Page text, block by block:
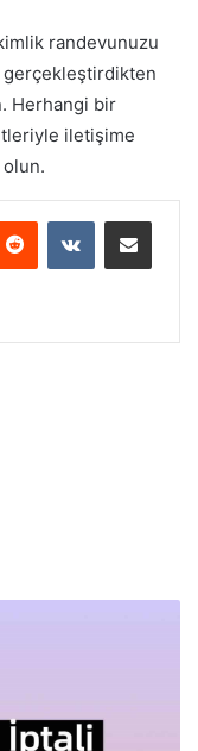
randevunuzu
gerçekleştirdikten
Herhangi bir
iletişime
Reddit VKontakteE-Posta ile paylaş